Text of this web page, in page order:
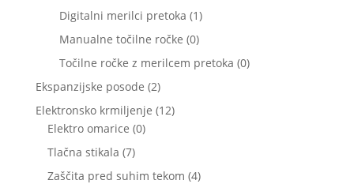
Digitalni merilci pretoka 11
Manualne točilne ročke 00
izdelkov
Točilne ročke z merilcem pretoka 00
Ekspanzijske posode 22
izdelka
Elektronsko krmiljenje 1212
Elektro omarice 00
Tlačna stikala 77
izdelkov
Zaščita pred suhim tekom 44